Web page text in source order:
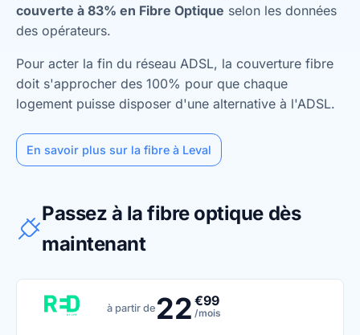
couverte à 83% en Fibre Optique selon les données
des opérateurs.
Pour acter la fin du réseau ADSL, la couverture fibre
doit s'approcher des 100% pour que chaque
logement puisse disposer d'une alternative à l'ADSL.
En savoir plus sur la fibre à Leval
Passez à la fibre optique dès
maintenant
à partir de 22 €99
/mois